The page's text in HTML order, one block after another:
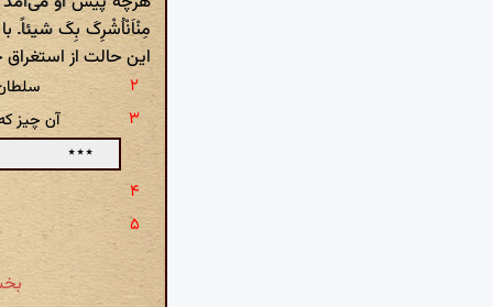
مِنْاَنْاُشْرِکَ بِکَ شیئاً.
این حالت از استغراق
آن چیز
٭٭٭
بخش ۱۴۰ - مؤمن یزدی: اسمش